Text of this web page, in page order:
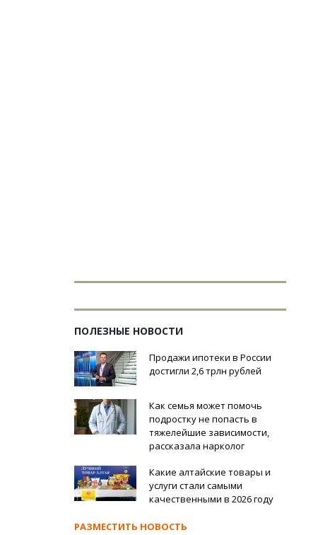
ПОЛЕЗНЫЕ НОВОСТИ
Продажи ипотеки в России
достигли 2,6 трлн рублей
Как семья может помочь
подростку не попасть в
тяжелейшие зависимости,
рассказала нарколог
Какие алтайские товары и
услуги стали самыми
качественными в 2026 году
РАЗМЕСТИТЬ НОВОСТЬ